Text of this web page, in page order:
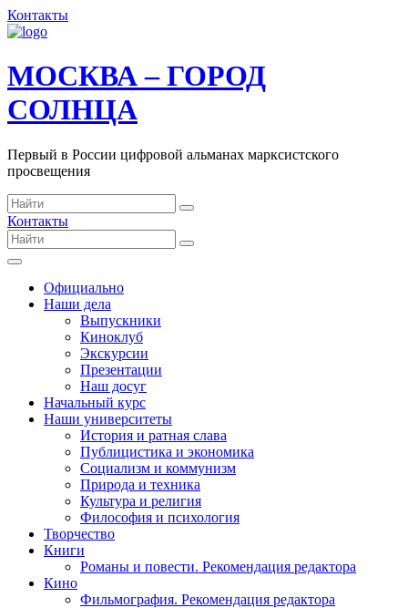
Контакты
МОСКВА – ГОРОД
СОЛНЦА
Первый в России цифровой альманах марксистского
просвещения
Контакты
Официально
Наши дела
Выпускники
Киноклуб
Экскурсии
Презентации
Наш досуг
Начальный курс
Наши университеты
История и ратная слава
Публицистика и экономика
Социализм и коммунизм
Природа и техника
Культура и религия
Философия и психология
Творчество
Книги
Романы и повести. Рекомендация редактора
Кино
Фильмография. Рекомендация редактора